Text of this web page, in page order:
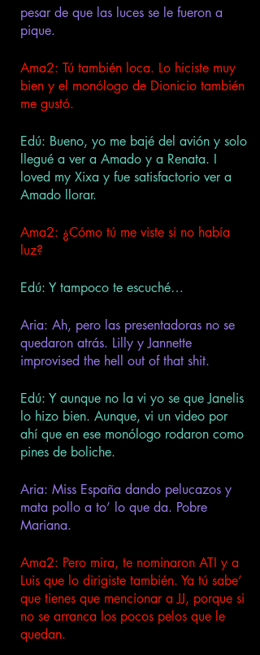
pesar de que las luces se le fueron a
pique.
Ama2: Tú también loca. Lo hiciste muy
bien y el monólogo de Dionicio también
me gustó.
Edú: Bueno, yo me bajé del avión y solo
llegué a ver a Amado y a Renata. I
loved my Xixa y fue satisfactorio ver a
Amado llorar.
Ama2: ¿Cómo tú me viste si no había
luz?
Edú: Y tampoco te escuché…
Aria: Ah, pero las presentadoras no se
quedaron atrás. Lilly y Jannette
improvised the hell out of that shit.
Edú: Y aunque no la vi yo se que Janelis
lo hizo bien. Aunque, vi un video por
ahí que en ese monólogo rodaron como
pines de boliche.
Aria: Miss España dando pelucazos y
mata pollo a to’ lo que da. Pobre
Mariana.
Ama2: Pero mira, te nominaron ATI y a
Luis que lo dirigiste también. Ya tú sabe’
que tienes que mencionar a JJ, porque si
no se arranca los pocos pelos que le
quedan.